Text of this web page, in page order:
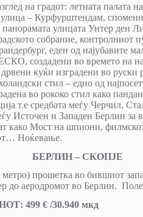
на градот: летната палата
– Курфурштендам,
улицата Унтер ден
собрание,
еден од најубавите
создадени во времето на
куќи изградени во
стил – едно од
во рококо стил како
т.е средбата меѓу Черчил,
Источен и Западен Берлин
како Мост на шпиони,
Ноќевање.
БЕРЛИН – СКОПЈЕ
прошетка во бившиот
до аеродромот во Берлин.
: 499 € /30.940 мкд